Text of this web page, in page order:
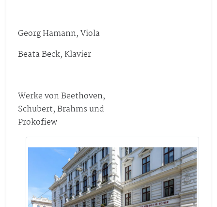
Georg Hamann, Viola
Beata Beck, Klavier
Werke von Beethoven,
Schubert, Brahms und
Prokofiew